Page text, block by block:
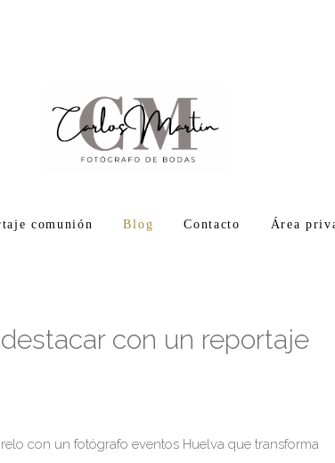
comunión Blog Contacto Área
con un reportaje
con un fotógrafo eventos Huelva que transforma